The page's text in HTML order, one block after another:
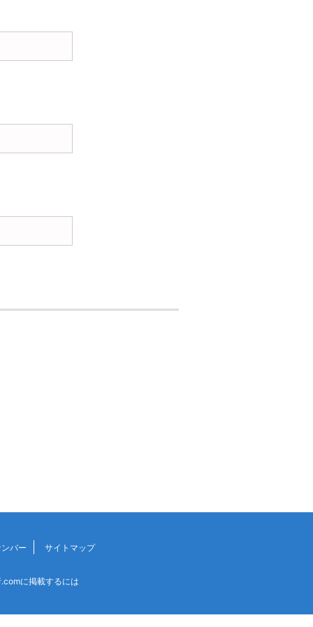
バー サイトマップ
に掲載するには